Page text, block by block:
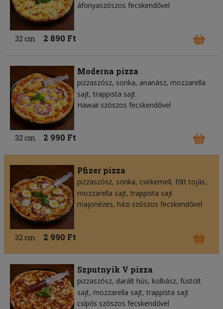
áfonyaszószos fecskendővel
32 cm 2 890 Ft
Moderna pizza
pizzaszósz sonka ananász mozzarella
sajt trappista sajt
Hawaii szószos fecskendővel
32 cm 2 990 Ft
Pfizer pizza
pizzaszósz sonka csirkemell főtt tojás
mozzarella sajt trappista sajt
majonézes, házi szószos fecskendővel
32 cm 2 990 Ft
Szputnyik V pizza
pizzaszósz darált hús kolbász füstölt
sajt mozzarella sajt trappista sajt
csípős szószos fecskendővel